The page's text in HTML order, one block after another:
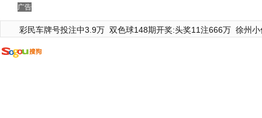
广告
彩民车牌号投注中3.9万 双色球148期开奖:头奖11注666万 徐州